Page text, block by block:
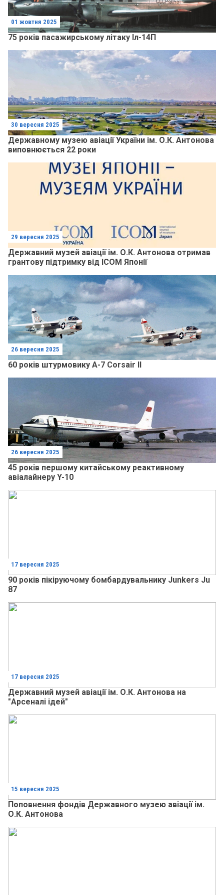
01 жовтня 2025
75 років пасажирському літаку Іл-14П
30 вересня 2025
Державному музею авіації України ім. О.К. Антонова
виповнюється 22 роки
29 вересня 2025
Державний музей авіації ім. О.К. Антонова отримав
грантову підтримку від ICOM Японії
26 вересня 2025
60 років штурмовику A-7 Corsair II
26 вересня 2025
45 років першому китайському реактивному
авіалайнеру Y-10
17 вересня 2025
90 років пікіруючому бомбардувальнику Junkers Ju
87
17 вересня 2025
Державний музей авіації ім. О.К. Антонова на
"Арсеналі ідей"
15 вересня 2025
Поповнення фондів Державного музею авіації ім.
О.К. Антонова